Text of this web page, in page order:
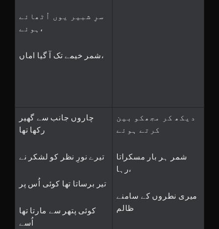
سرِ شبیر یوں اُٹھائے
ہوئے،
شمر خیمے تک آ گیا اماں،
چاروں جانب سے گھیر
رکھا تھا
تیرے نورِ نظر کو لشکر نے
تیر برساتا تھا کوئی اُس پر
کوئی پتھر سے مارتا تھا
اُسے
دیکھ کر مجھکو بین
کرتے ہوئے
شمر ہر بار مسکراتا
رہا،
میری نطروں کے سامنے
ظالم